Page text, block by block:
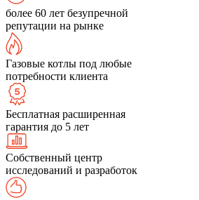
более 60 лет безупречной
репутации на рынке
Газовые котлы под любые
потребности клиента
Бесплатная расширенная
гарантия до 5 лет
Собственный центр
исследований и разработок